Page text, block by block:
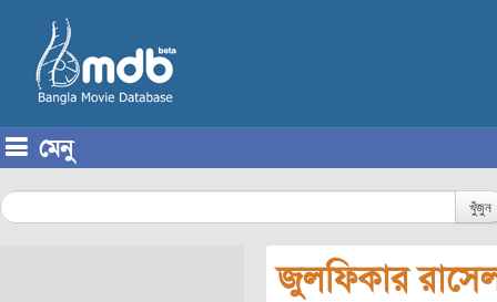
মেনু
খুঁজুন
জুলফিকার